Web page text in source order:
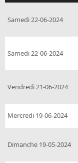
Samedi 22-06-2024
Samedi 22-06-2024
Vendredi 21-06-2024
Mercredi 19-06-2024
Dimanche 19-05-2024